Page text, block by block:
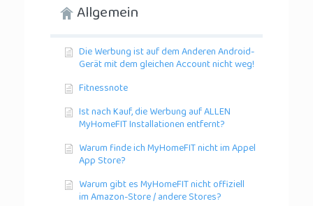
Allgemein
Die Werbung ist auf dem Anderen Android-
Gerät mit dem gleichen Account nicht weg!
Fitnessnote
Ist nach Kauf, die Werbung auf ALLEN
MyHomeFIT Installationen entfernt?
Warum finde ich MyHomeFIT nicht im Appel
App Store?
Warum gibt es MyHomeFIT nicht offiziell
im Amazon-Store / andere Stores?